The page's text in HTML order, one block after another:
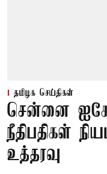
தமிழக செய்திகள்
சென்னை
நீதிபதிகள்
உத்தரவு